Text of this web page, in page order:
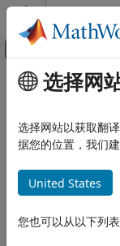
跳到内容
画布外导
文档主页
Embedded Coder
Embedded Coder 支持
类别
主要内容
故障排除
解决Embedded
关于使用
AURIX TC3x
Common
选择网
选择网站以获取翻
据您的位置，我们
United States
您也可以从以下列